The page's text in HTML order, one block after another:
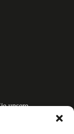
unsere